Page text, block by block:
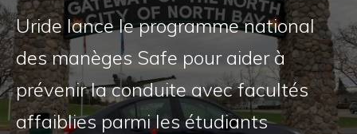
Uride lance le programme national
des manèges Safe pour aider à
prévenir la conduite avec facultés
affaiblies parmi les étudiants